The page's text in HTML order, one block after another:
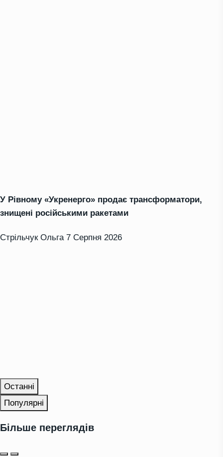
У Рівному «Укренерго» продає трансформатори,
знищені російськими ракетами
Стрільчук Ольга 7 Серпня 2026
Останні
Популярні
Більше переглядів